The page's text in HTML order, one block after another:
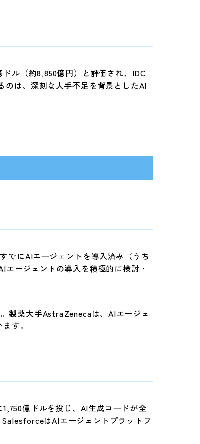
ル（約8,850億円）と評価され、IDC
のは、深刻な人手不足を背景としたAI
でにAIエージェントを導入済み（うち
エージェントの導入を積極的に検討・
製薬大手AstraZenecaは、AIエージェ
す。
億ドルを投じ、AI生成コードが全
はAIエージェントプラットフ